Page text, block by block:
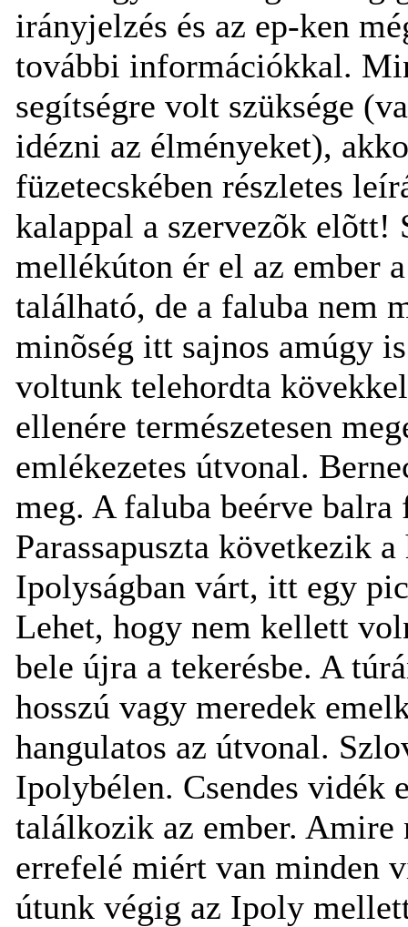
irányjelzés és az ep-ken
további információkkal.
segítségre volt szüksége
idézni az élményeket),
füzetecskében részletes
kalappal a szervezõk elõtt!
mellékúton ér el az ember
található, de a faluba nem
minõség itt sajnos amúgy
voltunk telehordta
ellenére természetesen
emlékezetes útvonal.
meg. A faluba beérve balra
Parassapuszta következik
Ipolyságban várt, itt egy
Lehet, hogy nem kellett
bele újra a tekerésbe. A
hosszú vagy meredek
hangulatos az útvonal.
Ipolybélen. Csendes vidék
találkozik az ember.
errefelé miért van minden
útunk végig az Ipoly